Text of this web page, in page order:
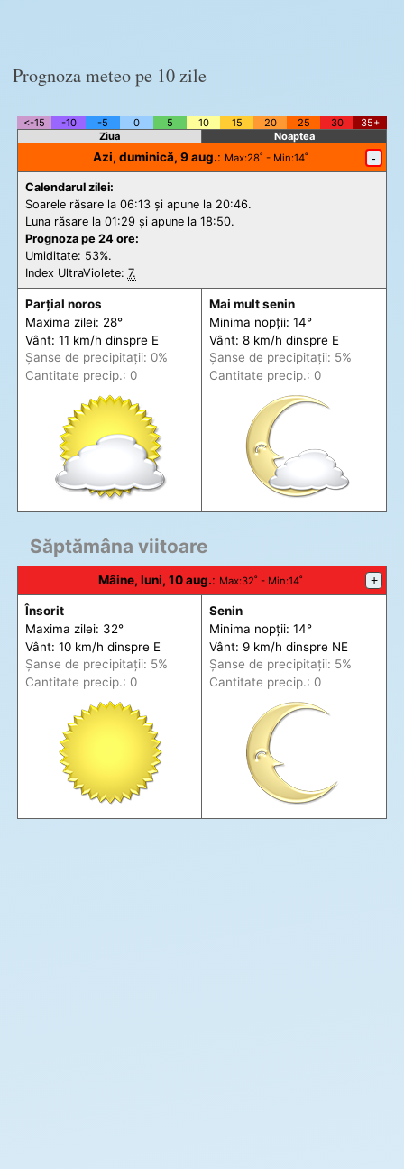
Prognoza meteo pe 10 zile
<-15 -10 -5 0 5 10 15 20 25 30
35+
Ziua
Noaptea
Azi, duminică, 9 aug.: Max:28˚ - Min:14˚ -
Calendarul zilei:
Soarele răsare la 06:13 și apune la 20:46.
Luna răsare la 01:29 și apune la 18:50.
Prognoza pe 24 ore:
Umiditate: 53%.
Index UltraViolete: 7.
Parțial noros
Maxima zilei: 28°
Vânt: 11 km/h dinspre E
Șanse de precipitații: 0%
Cantitate precip.: 0
Mai mult senin
Minima nopții: 14°
Vânt: 8 km/h dinspre E
Șanse de precipitații: 5%
Cantitate precip.: 0
Săptămâna viitoare
Mâine, luni, 10 aug.: Max:32˚ - Min:14˚ +
Însorit
Maxima zilei: 32°
Vânt: 10 km/h dinspre E
Șanse de precipitații: 5%
Cantitate precip.: 0
Senin
Minima nopții: 14°
Vânt: 9 km/h dinspre NE
Șanse de precipitații: 5%
Cantitate precip.: 0